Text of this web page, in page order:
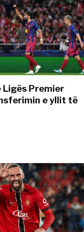
Ligës Premier
e yllit të